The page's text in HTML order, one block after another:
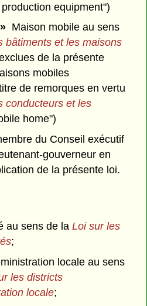
equipment")
Maison mobile au sens
bâtiments et les maisons
de la présente
mobiles
de remorques en vertu
conducteurs et les
home")
du Conseil exécutif
gouverneur en
de la présente loi.
au sens de la Loi sur les
;
locale au sens
les districts
locale;